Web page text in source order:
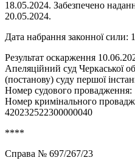
18.05.2024. Забезпечено
20.05.2024.
Дата набрання законної сили:
Результат оскарження
Апеляційний суд Черкаської
(постанову) суду першої
Номер судового провадження:
Номер кримінального
420232522300000040
****
Справа № 697/267/23